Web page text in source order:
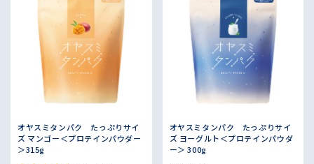
オヤスミタンパク たっぷりサイ
ズ マンゴー＜プロテインパウダー
＞315g
オヤスミタンパク たっぷりサイ
ズ ヨーグルト＜プロテインパウダ
ー＞ 300g